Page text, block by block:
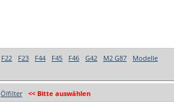
F22 F23 F44 F45 F46 G42 M2 G87
Modelle
Ölfilter << Bitte auswählen